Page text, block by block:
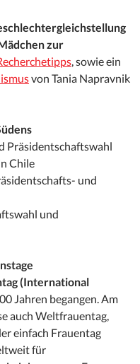
zur
, sowie ein
von Tania Napravnik
Präsidentschaftswahl
Chile
und
und
(International
Jahren begangen. Am
auch Weltfrauentag,
einfach Frauentag
für